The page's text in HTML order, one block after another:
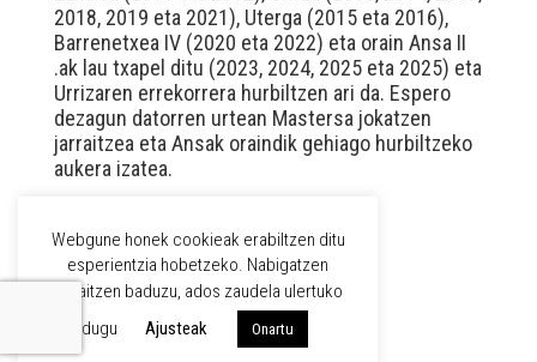
2018, 2019 eta 2021), Uterga (2015 eta 2016),
Barrenetxea IV (2020 eta 2022) eta orain Ansa II
.ak lau txapel ditu (2023, 2024, 2025 eta 2025) eta
Urrizaren errekorrera hurbiltzen ari da. Espero
dezagun datorren urtean Mastersa jokatzen
jarraitzea eta Ansak oraindik gehiago hurbiltzeko
aukera izatea.
WPML
EUS CAST
Webgune honek cookieak erabiltzen ditu
esperientzia hobetzeko. Nabigatzen
jarraitzen baduzu, ados zaudela ulertuko
dugu
Ajusteak Onartu